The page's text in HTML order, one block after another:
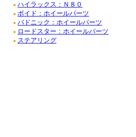
● ハイラックス：Ｎ８０
● ボイド：ホイールパーツ
● バドニック：ホイールパーツ
● ロードスター：ホイールパーツ
● ステアリング